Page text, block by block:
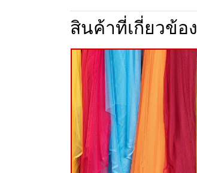
สินค้าที่เกี่ยวข้อง